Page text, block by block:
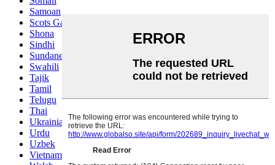
Samoan
Scots Gaelic
Shona
Sindhi
Sundanese
Swahili
Tajik
Tamil
Telugu
Thai
Ukrainian
Urdu
Uzbek
Vietnamese